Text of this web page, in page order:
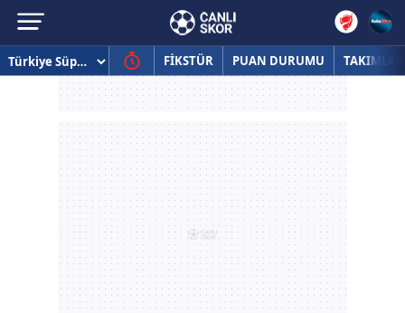
FİKSTÜR PUAN DURUMU TAKIMLAR